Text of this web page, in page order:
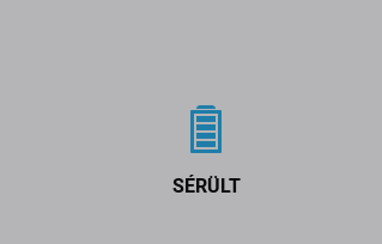
SÉRÜLT